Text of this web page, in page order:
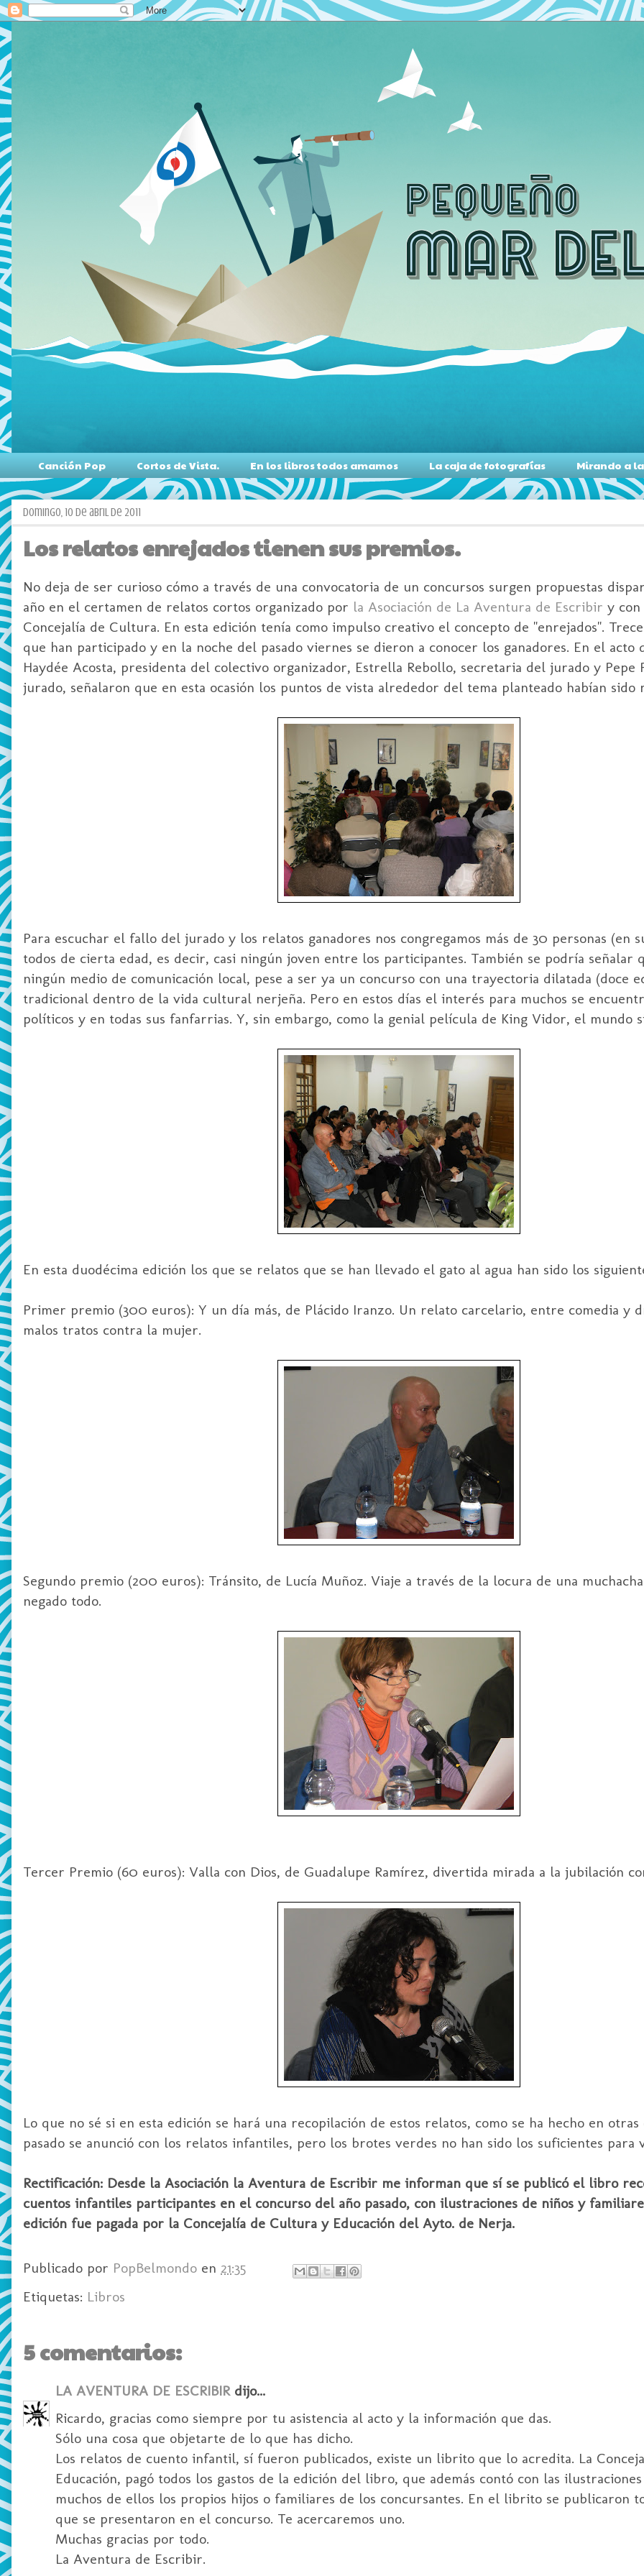
Canción Pop Cortos de Vista. En los libros todos amamos La caja de fotografías Mirando a
domingo, 10 de abril de 2011
Los relatos enrejados tienen sus premios.
No deja de ser curioso cómo a través de una convocatoria de un concursos surgen propuestas
año en el certamen de relatos cortos organizado por la Asociación de La Aventura de Escribir y
Concejalía de Cultura. En esta edición tenía como impulso creativo el concepto de "enrejados".
que han participado y en la noche del pasado viernes se dieron a conocer los ganadores. En el acto
Haydée Acosta, presidenta del colectivo organizador, Estrella Rebollo, secretaria del jurado y Pepe
jurado, señalaron que en esta ocasión los puntos de vista alrededor del tema planteado habían sido
Para escuchar el fallo del jurado y los relatos ganadores nos congregamos más de 30 personas (en
todos de cierta edad, es decir, casi ningún joven entre los participantes. También se podría señalar
ningún medio de comunicación local, pese a ser ya un concurso con una trayectoria dilatada (doce
tradicional dentro de la vida cultural nerjeña. Pero en estos días el interés para muchos se
políticos y en todas sus fanfarrias. Y, sin embargo, como la genial película de King Vidor, el mundo
En esta duodécima edición los que se relatos que se han llevado el gato al agua han sido los
Primer premio (300 euros): Y un día más, de Plácido Iranzo. Un relato carcelario, entre comedia y
malos tratos contra la mujer.
Segundo premio (200 euros): Tránsito, de Lucía Muñoz. Viaje a través de la locura de una
negado todo.
Tercer Premio (60 euros): Valla con Dios, de Guadalupe Ramírez, divertida mirada a la jubilación
Lo que no sé si en esta edición se hará una recopilación de estos relatos, como se ha hecho en otras
pasado se anunció con los relatos infantiles, pero los brotes verdes no han sido los suficientes para
Rectificación: Desde la Asociación la Aventura de Escribir me informan que sí se publicó el libro
cuentos infantiles participantes en el concurso del año pasado, con ilustraciones de niños y
edición fue pagada por la Concejalía de Cultura y Educación del Ayto. de Nerja.
Publicado por PopBelmondo en 21:35
Etiquetas: Libros
5 comentarios:
LA AVENTURA DE ESCRIBIR dijo...
Ricardo, gracias como siempre por tu asistencia al acto y la información que das.
Sólo una cosa que objetarte de lo que has dicho.
Los relatos de cuento infantil, sí fueron publicados, existe un librito que lo acredita. La
Educación, pagó todos los gastos de la edición del libro, que además contó con las
muchos de ellos los propios hijos o familiares de los concursantes. En el librito se publicaron
que se presentaron en el concurso. Te acercaremos uno.
Muchas gracias por todo.
La Aventura de Escribir.